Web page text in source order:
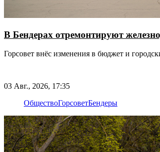
В Бендерах отремонтируют
Горсовет внёс изменения в бюджет и
03 Авг., 2026, 17:35
ОбществоГорсоветБендеры